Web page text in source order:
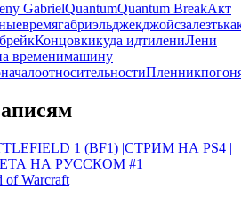
GabrielQuantumQuantum BreakАкт
времягабриэльджекджойсзалезть
Концовкикуда идтилениЛени
временимашину
началоотносительностиПленник
1 (BF1) |СТРИМ НА PS4 |
НА РУССКОМ #1
of Warcraft